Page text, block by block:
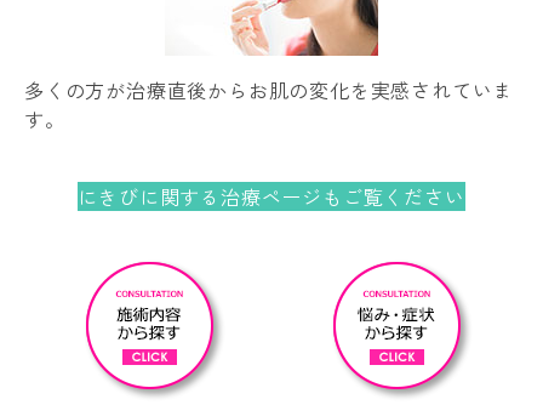
多くの方が治療直後からお肌の変化を実感されていま
す。
にきびに関する治療ページもご覧ください